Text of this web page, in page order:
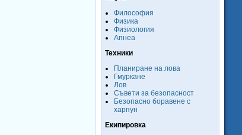
Философия
Физика
Физиология
Апнеа
Техники
Планиране на лова
Гмуркане
Лов
Съвети за безопасност
Безопасно боравене с
харпун
Екипировка